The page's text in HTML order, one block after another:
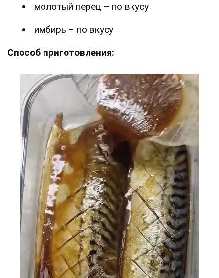
молотый перец – по вкусу
имбирь – по вкусу
Способ приготовления: